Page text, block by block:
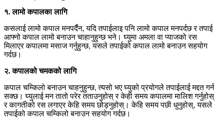
१. लामो कपालका लागि
कसलाई लामो कपाल मनपर्दैन, यदि तपाईलाइ पनि लामो कपाल मनपर्दछ र तपाई
आफ्नो कपाल लामो बनाउन चाहानुहुन्छ भने। घ्युमा अमला वा प्याजको रस
मिलाएर कपालमा मसाज गर्नुहुन्छ, यसले तपाईको कपाल लामो बनाउन सहयोग
गर्दछ।
२. कपालको चमकको लागि
कपाल चम्किलो बनाउन चाहनुहुन्छ, त्यसो भए घ्युको प्रयोगले तपाईलाई मद्दत गर्न
सक्छ। घ्युलाई मन तातो परेर तताउनुहोस् र केही समय कपालमा मालिश गर्नुहोस्
र कागतीको रस लगाएर केहि समय छोड्नुहोस्। केहि समय पछी धुनुहोस्, यसले
तपाईको कपाल चम्किलो बनाउन सहयोग गर्दछ।